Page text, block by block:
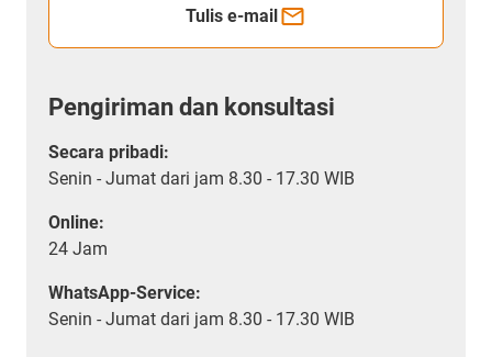
Tulis e-mail
Pengiriman dan konsultasi
Secara pribadi:
Senin - Jumat dari jam 8.30 - 17.30 WIB
Online:
24 Jam
WhatsApp-Service:
Senin - Jumat dari jam 8.30 - 17.30 WIB